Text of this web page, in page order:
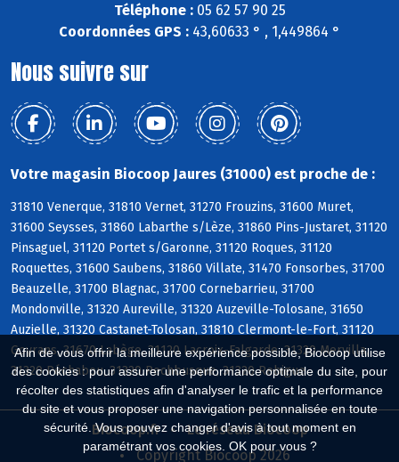
Afin de vous offrir la meilleure expérience possible, Biocoop utilise
des cookies : pour assurer une performance optimale du site, pour
récolter des statistiques afin d'analyser le trafic et la performance
du site et vous proposer une navigation personnalisée en toute
sécurité. Vous pouvez changer d'avis à tout moment en
paramétrant vos cookies. OK pour vous ?
Téléphone :05 62 57 90 25
Coordonnées GPS : 43,60633 ° , 1,449864 °
Nous suivre sur
Votre magasin Biocoop Jaures (31000) est proche de :
31810 Venerque, 31810 Vernet, 31270 Frouzins, 31600 Muret,
31600 Seysses, 31860 Labarthe s/Lèze, 31860 Pins-Justaret, 31120
Pinsaguel, 31120 Portet s/Garonne, 31120 Roques, 31120
Roquettes, 31600 Saubens, 31860 Villate, 31470 Fonsorbes, 31700
Beauzelle, 31700 Blagnac, 31700 Cornebarrieu, 31700
Mondonville, 31320 Aureville, 31320 Auzeville-Tolosane, 31650
Auzielle, 31320 Castanet-Tolosan, 31810 Clermont-le-Fort, 31120
Goyrans, 31670 Labège, 31120 Lacroix-Falgarde, 31320 Mervilla,
31320 Péchabou, 31320 Pechbusque, 31320 Rebigue
Biocoop.fr
Le réseau Biocoop
Copyright Biocoop 2026